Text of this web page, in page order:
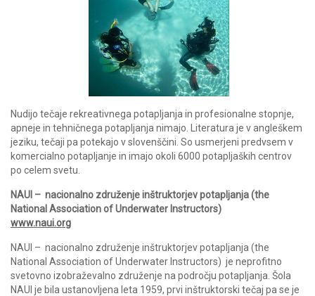
Nudijo tečaje rekreativnega potapljanja in profesionalne stopnje,
apneje in tehničnega potapljanja nimajo. Literatura je v angleškem
jeziku, tečaji pa potekajo v slovenščini. So usmerjeni predvsem v
komercialno potapljanje in imajo okoli 6000 potapljaških centrov
po celem svetu.
NAUI – nacionalno združenje inštruktorjev potapljanja (the
National Association of Underwater Instructors)
www.naui.org
NAUI – nacionalno združenje inštruktorjev potapljanja (the
National Association of Underwater Instructors) je neprofitno
svetovno izobraževalno združenje na področju potapljanja. Šola
NAUI je bila ustanovljena leta 1959, prvi inštruktorski tečaj pa se je